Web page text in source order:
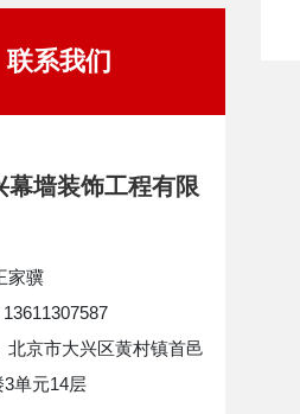
联系我们
幕墙装饰工程有限
家骥
北京市大兴区黄村镇首邑
3单元14层